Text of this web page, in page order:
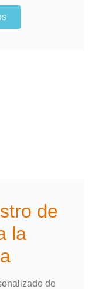
de
la
de